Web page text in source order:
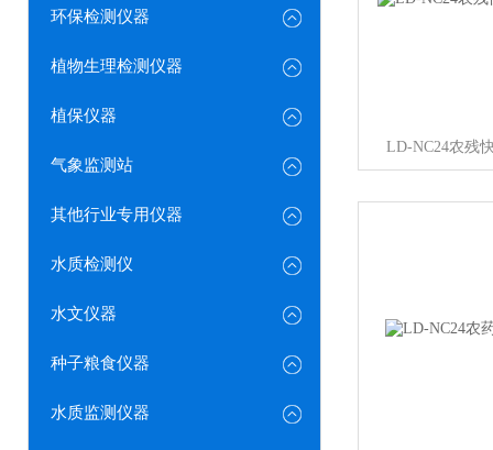
环保检测仪器
植物生理检测仪器
植保仪器
气象监测站
其他行业专用仪器
水质检测仪
水文仪器
种子粮食仪器
水质监测仪器
LD-NC24农残